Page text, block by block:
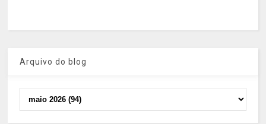
Arquivo do blog